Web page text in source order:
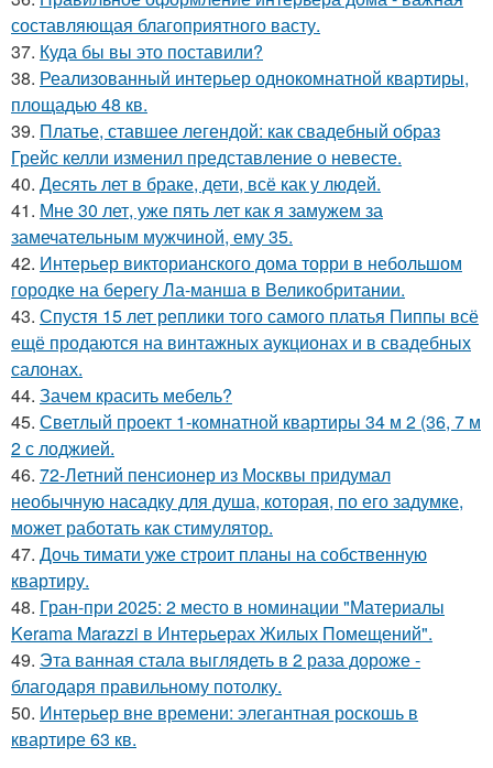
составляющая благоприятного васту.
37. Куда бы вы это поставили?
38. Реализованный интерьер однокомнатной квартиры,
площадью 48 кв.
39. Платье, ставшее легендой: как свадебный образ
Грейс келли изменил представление о невесте.
40. Десять лет в браке, дети, всё как у людей.
41. Мне 30 лет, уже пять лет как я замужем за
замечательным мужчиной, ему 35.
42. Интерьер викторианского дома торри в небольшом
городке на берегу Ла-манша в Великобритании.
43. Спустя 15 лет реплики того самого платья Пиппы всё
ещё продаются на винтажных аукционах и в свадебных
салонах.
44. Зачем красить мебель?
45. Светлый проект 1-комнатной квартиры 34 м 2 (36, 7 м
2 с лоджией.
46. 72-Летний пенсионер из Москвы придумал
необычную насадку для душа, которая, по его задумке,
может работать как стимулятор.
47. Дочь тимати уже строит планы на собственную
квартиру.
48. Гран-при 2025: 2 место в номинации "Материалы
Kerama Marazzi в Интерьерах Жилых Помещений".
49. Эта ванная стала выглядеть в 2 раза дороже -
благодаря правильному потолку.
50. Интерьер вне времени: элегантная роскошь в
квартире 63 кв.